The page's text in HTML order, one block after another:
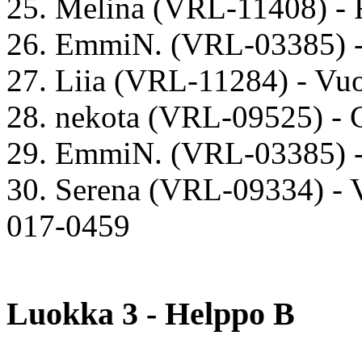
25. Melina (VRL-11408) -
26. EmmiN. (VRL-03385)
27. Liia (VRL-11284) -
28. nekota (VRL-09525) -
29. EmmiN. (VRL-03385)
30. Serena (VRL-09334) -
017-0459
Luokka 3 - Helppo B